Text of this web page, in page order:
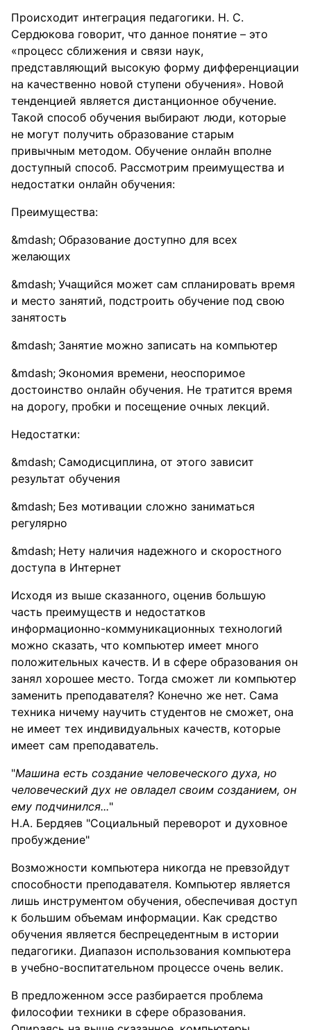
Происходит интеграция педагогики. Н. С.
Сердюкова говорит, что данное понятие – это
«процесс сближения и связи наук,
представляющий высокую форму дифференциации
на качественно новой ступени обучения». Новой
тенденцией является дистанционное обучение.
Такой способ обучения выбирают люди, которые
не могут получить образование старым
привычным методом. Обучение онлайн вполне
доступный способ. Рассмотрим преимущества и
недостатки онлайн обучения:
Преимущества:
Образование доступно для всех
желающих
Учащийся может сам спланировать время
и место занятий, подстроить обучение под свою
занятость
Занятие можно записать на компьютер
Экономия времени, неоспоримое
достоинство онлайн обучения. Не тратится время
на дорогу, пробки и посещение очных лекций.
Недостатки:
Самодисциплина, от этого зависит
результат обучения
Без мотивации сложно заниматься
регулярно
Нету наличия надежного и скоростного
доступа в Интернет
Исходя из выше сказанного, оценив большую
часть преимуществ и недостатков
информационно-коммуникационных технологий
можно сказать, что компьютер имеет много
положительных качеств. И в сфере образования он
занял хорошее место. Тогда сможет ли компьютер
заменить преподавателя? Конечно же нет. Сама
техника ничему научить студентов не сможет, она
не имеет тех индивидуальных качеств, которые
имеет сам преподаватель.
"Машина есть создание человеческого духа, но
человеческий дух не овладел своим созданием, он
ему подчинился..."
Н.А. Бердяев "Социальный переворот и духовное
пробуждение"
Возможности компьютера никогда не превзойдут
способности преподавателя. Компьютер является
лишь инструментом обучения, обеспечивая доступ
к большим объемам информации. Как средство
обучения является беспрецедентным в истории
педагогики. Диапазон использования компьютера
в учебно-воспитательном процессе очень велик.
В предложенном эссе разбирается проблема
философии техники в сфере образования.